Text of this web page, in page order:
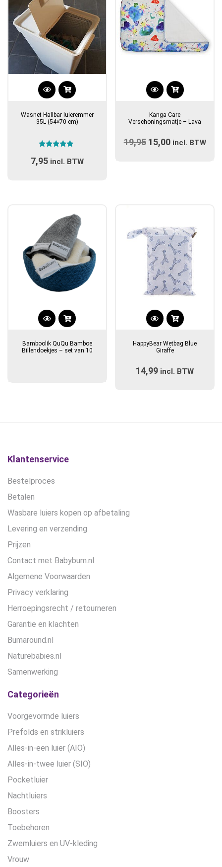
Wasnet Hallbar luieremmer
35L (54×70 cm)
4.71
uit 5
7,95 incl. BTW
Kanga Care
Verschoningsmatje – Lava
19,95 Oorspronkelijke
15,00Huidige
incl. BTW
Bamboolik QuQu Bamboe
Billendoekjes – set van 10
HappyBear Wetbag Blue
Giraffe
14,99 incl. BTW
Klantenservice
Bestelproces
Betalen
Wasbare luiers kopen op afbetaling
Levering en verzending
Prijzen
Contact met Babybum.nl
Algemene Voorwaarden
Privacy verklaring
Herroepingsrecht / retourneren
Garantie en klachten
Bumaround.nl
Naturebabies.nl
Samenwerking
Categorieën
Voorgevormde luiers
Prefolds en strikluiers
Alles-in-een luier (AIO)
Alles-in-twee luier (SIO)
Pocketluier
Nachtluiers
Boosters
Toebehoren
Zwemluiers en UV-kleding
Vrouw